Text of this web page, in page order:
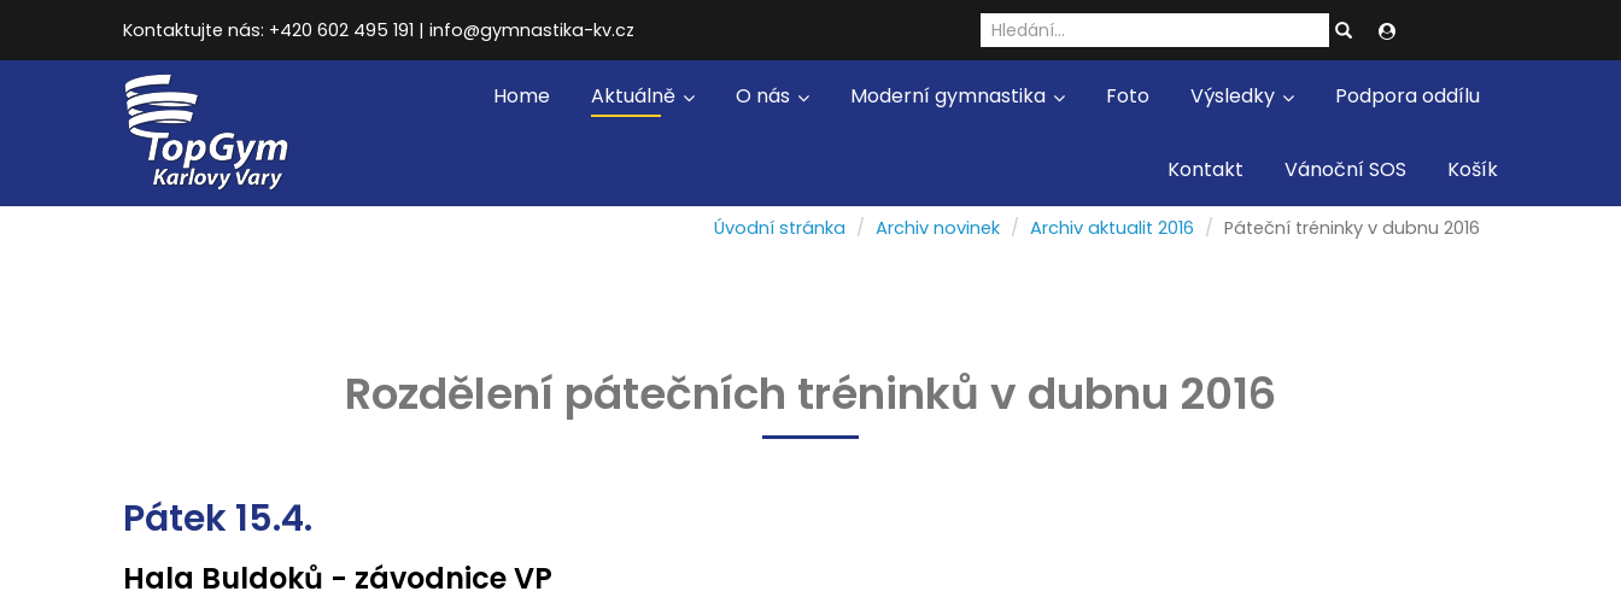
Kontaktujte nás: +420 602 495 191 | info@gymnastika-kv.cz
Home Aktuálně O nás Moderní gymnastika Foto Výsledky Podpora oddílu
Kontakt Vánoční SOS Košík
Úvodní stránka Archiv novinek Archiv aktualit 2016 Páteční tréninky v dubnu 2016
Rozdělení pátečních tréninků v dubnu 2016
Pátek 15.4.
Hala Buldoků - závodnice VP